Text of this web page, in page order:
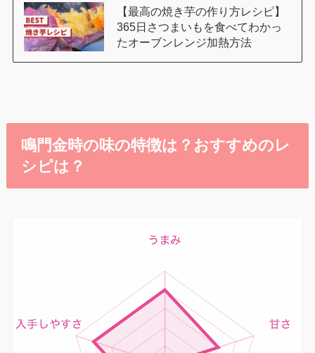
【最高の焼き芋の作り方レシピ】
365日さつまいもを食べてわかっ
たオーブンレンジ加熱方法
鳴門金時の味の特徴は？おすすめのレ
シピは？